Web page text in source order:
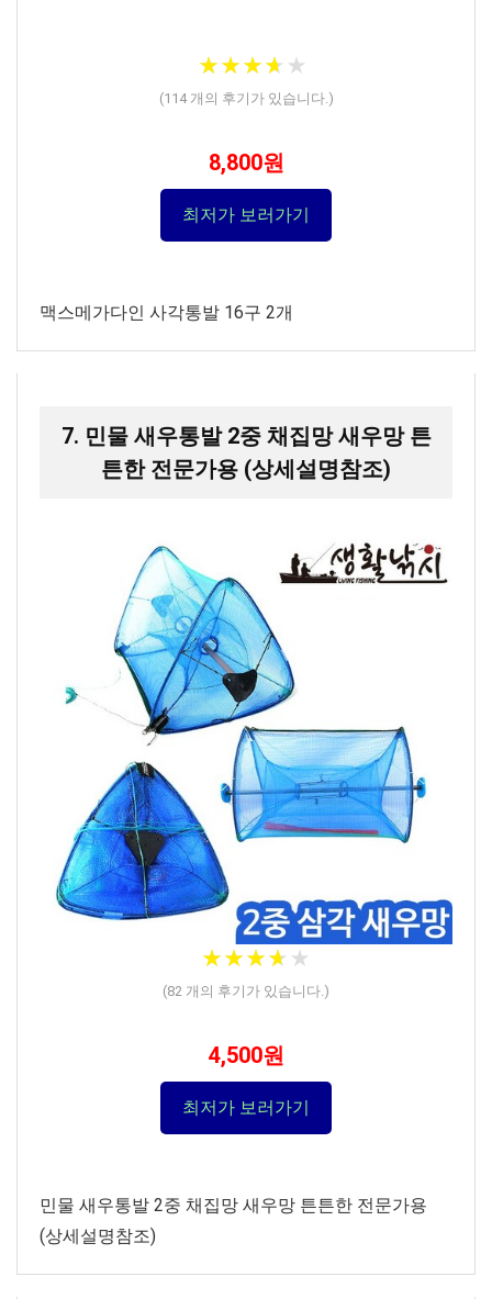
★★★★ ★
★★★★ ★
(114개의 후기가 있습니다.)
8,800원
최저가 보러가기
맥스메가다인 사각통발 16구 2개
7. 민물 새우통발 2중 채집망 새우망 튼
튼한 전문가용 (상세설명참조)
★★★★ ★
★★★★ ★
(82 개의 후기가 있습니다.)
4,500원
최저가 보러가기
민물 새우통발 2중 채집망 새우망 튼튼한 전문가용
(상세설명참조)